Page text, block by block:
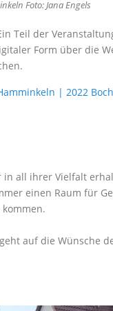
Foto: Jana Engels
Teil der
Form über die
| 2022
all ihrer Vielfalt
einen Raum für
auf die Wünsche